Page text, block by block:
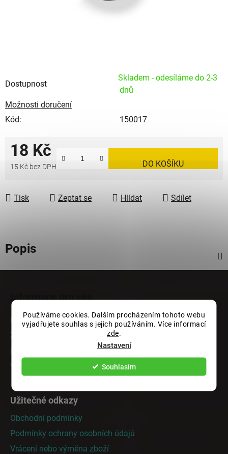
Používáme cookies. Dalším procházením tohoto webu
vyjadřujete souhlas s jejich používáním. Více informací
zde
Nastavení
Souhlasím
Dostupnost
Skladem - odesíláme do 2-3
dnů
Možnosti doručení
Kód:
150017
18 Kč
15 Kč bez DPH DO KOŠÍKU
Tisk Zeptat se Hlídat Sdílet
Popis
Informace pro vás
Rady a tipy
Zakázková výroba
Doprava a platba
Vrácení nebo výměna zboží
Užitečné odkazy
Obchodní podmínky
Podmínky ochrany osobních údajů
Vrácení nebo výměna zboží